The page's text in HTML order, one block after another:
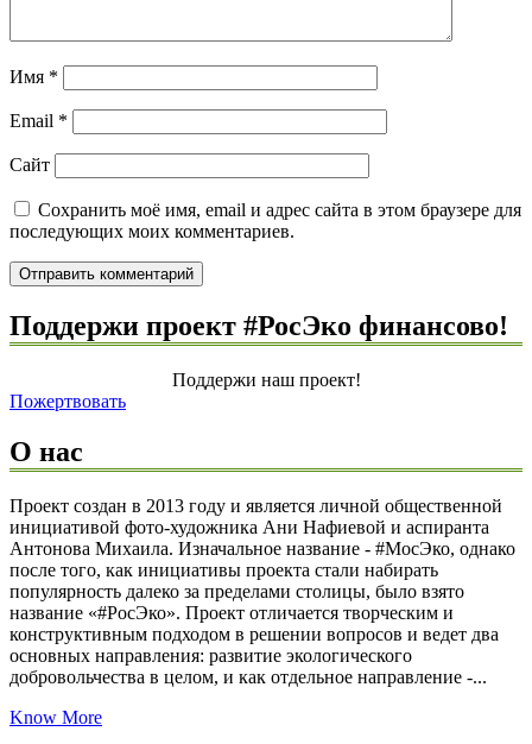
Имя *
Email *
Сайт
Сохранить моё имя, email и адрес сайта в этом браузере для
последующих моих комментариев.
Поддержи проект #РосЭко финансово!
Поддержи наш проект!
Пожертвовать
О нас
Проект создан в 2013 году и является личной общественной
инициативой фото-художника Ани Нафиевой и аспиранта
Антонова Михаила. Изначальное название - #МосЭко, однако
после того, как инициативы проекта стали набирать
популярность далеко за пределами столицы, было взято
название «#РосЭко». Проект отличается творческим и
конструктивным подходом в решении вопросов и ведет два
основных направления: развитие экологического
добровольчества в целом, и как отдельное направление -...
Know More